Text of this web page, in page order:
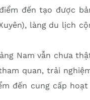
đến tạo được
làng du lịch
Nam vẫn chưa
quan, trải
đến cung cấp